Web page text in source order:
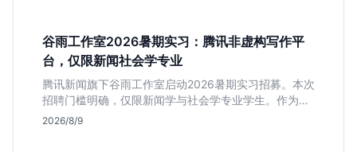
谷雨工作室2026暑期实习：腾讯非虚构写作平
台，仅限新闻社会学专业
腾讯新闻旗下谷雨工作室启动2026暑期实习招募。本次
招聘门槛明确，仅限新闻学与社会学专业学生。作为深
耕非虚构写作的头部团队，该岗位提供独立发稿机会与
2026/8/9